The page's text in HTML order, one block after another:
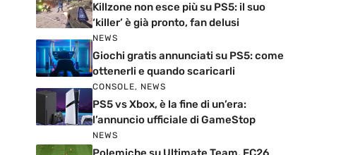
Killzone non esce più su PS5: il suo
‘killer’ è già pronto, fan delusi
NEWS
Giochi gratis annunciati su PS5: come
ottenerli e quando scaricarli
CONSOLE, NEWS
PS5 vs Xbox, è la fine di un’era:
l’annuncio ufficiale di GameStop
NEWS